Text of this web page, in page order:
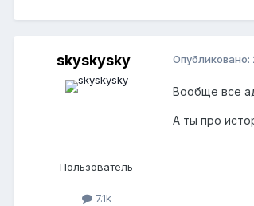
skyskysky
Пользователь
7.1k
Опубликовано:
Вообще все
А ты про